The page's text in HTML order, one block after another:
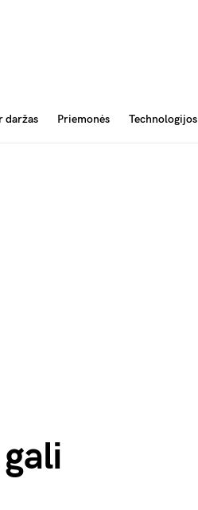
daržas Priemonės Technologijos